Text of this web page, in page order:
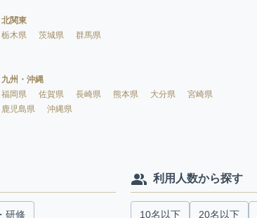
北関東
栃木県
茨城県 群馬県
九州・沖縄
福岡県
佐賀県 長崎県 熊本県 大分県
宮崎県
鹿児島県
沖縄県
研修
利用人数から探す
10名以下 20名以下